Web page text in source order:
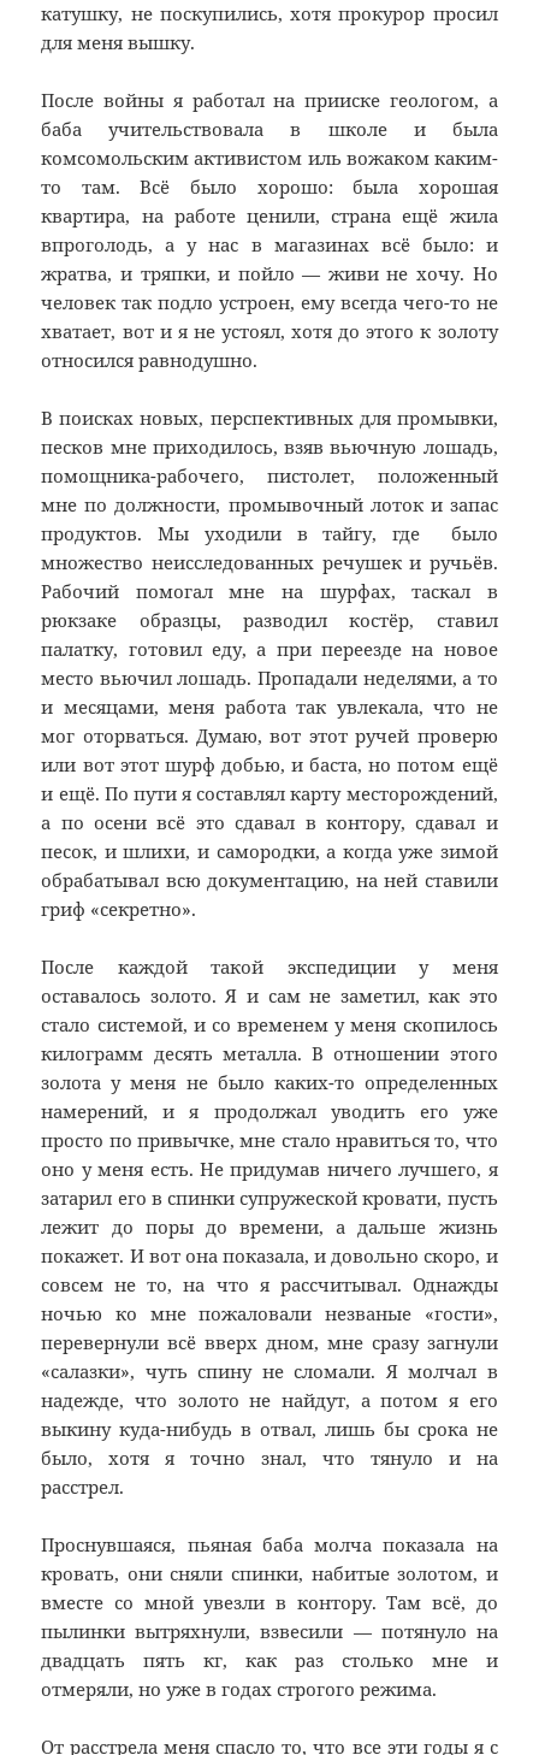
катушку, не поскупились, хотя прокурор просил
для меня вышку.
После войны я работал на прииске геологом, а
баба учительствовала в школе и была
комсомольским активистом иль вожаком каким-
то там. Всё было хорошо: была хорошая
квартира, на работе ценили, страна ещё жила
впроголодь, а у нас в магазинах всё было: и
жратва, и тряпки, и пойло — живи не хочу. Но
человек так подло устроен, ему всегда чего-то не
хватает, вот и я не устоял, хотя до этого к золоту
относился равнодушно.
В поисках новых, перспективных для промывки,
песков мне приходилось, взяв вьючную лошадь,
помощника-рабочего, пистолет, положенный
мне по должности, промывочный лоток и запас
продуктов. Мы уходили в тайгу, где было
множество неисследованных речушек и ручьёв.
Рабочий помогал мне на шурфах, таскал в
рюкзаке образцы, разводил костёр, ставил
палатку, готовил еду, а при переезде на новое
место вьючил лошадь. Пропадали неделями, а то
и месяцами, меня работа так увлекала, что не
мог оторваться. Думаю, вот этот ручей проверю
или вот этот шурф добью, и баста, но потом ещё
и ещё. По пути я составлял карту месторождений,
а по осени всё это сдавал в контору, сдавал и
песок, и шлихи, и самородки, а когда уже зимой
обрабатывал всю документацию, на ней ставили
гриф «секретно».
После каждой такой экспедиции у меня
оставалось золото. Я и сам не заметил, как это
стало системой, и со временем у меня скопилось
килограмм десять металла. В отношении этого
золота у меня не было каких-то определенных
намерений, и я продолжал уводить его уже
просто по привычке, мне стало нравиться то, что
оно у меня есть. Не придумав ничего лучшего, я
затарил его в спинки супружеской кровати, пусть
лежит до поры до времени, а дальше жизнь
покажет. И вот она показала, и довольно скоро, и
совсем не то, на что я рассчитывал. Однажды
ночью ко мне пожаловали незваные «гости»,
перевернули всё вверх дном, мне сразу загнули
«салазки», чуть спину не сломали. Я молчал в
надежде, что золото не найдут, а потом я его
выкину куда-нибудь в отвал, лишь бы срока не
было, хотя я точно знал, что тянуло и на
расстрел.
Проснувшаяся, пьяная баба молча показала на
кровать, они сняли спинки, набитые золотом, и
вместе со мной увезли в контору. Там всё, до
пылинки вытряхнули, взвесили — потянуло на
двадцать пять кг, как раз столько мне и
отмеряли, но уже в годах строгого режима.
От расстрела меня спасло то, что все эти годы я с